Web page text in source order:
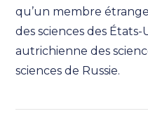
qu’un membre
des sciences des États-
autrichienne des
sciences de Russie.